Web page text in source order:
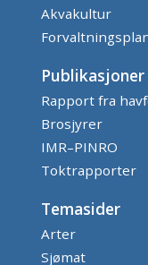
Akvakultur
Publikasjoner
Rapport fra
Brosjyrer
IMR–PINRO
Toktrapporter
Temasider
Arter
Sjømat